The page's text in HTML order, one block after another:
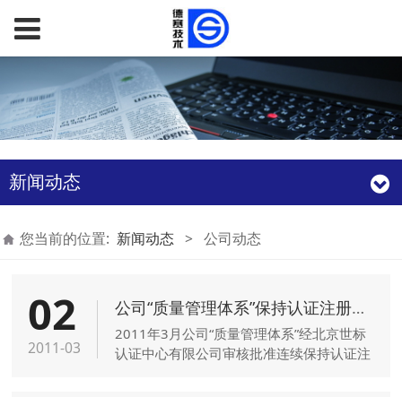
新闻动态
您当前的位置: 新闻动态 > 公司动态
02
2011-03
公司“质量管理体系”保持认证注册资格
2011年3月公司“质量管理体系”经北京世标
认证中心有限公司审核批准连续保持认证注